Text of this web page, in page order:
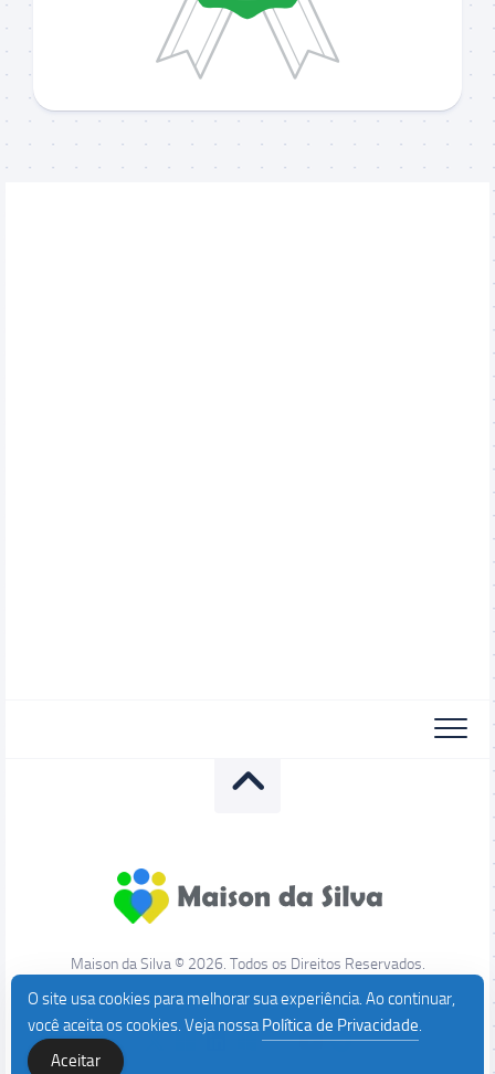
Maison da Silva © 2026. Todos os Direitos Reservados.
O site usa cookies para melhorar sua experiência. Ao continuar,
você aceita os cookies. Veja nossaPolítica de Privacidade.
Aceitar